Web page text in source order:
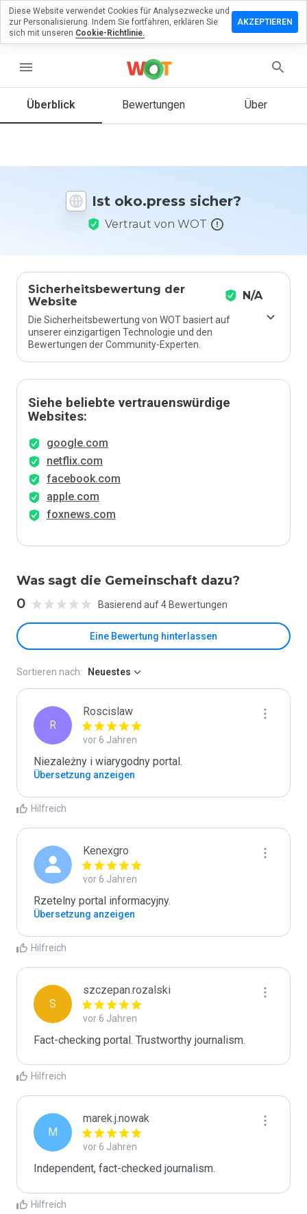
menu
Überblick Bewertungen Über
Ist oko.press sicher?
Vertraut von WOT
Sicherheitsbewertung der
Website
N/A
Die Sicherheitsbewertung von WOT basiert auf
unserer einzigartigen Technologie und den
Bewertungen der Community-Experten.
Siehe beliebte vertrauenswürdige
Websites:
google.com
netflix.com
facebook.com
apple.com
foxnews.com
Was sagt die Gemeinschaft dazu?
0 Basierend auf 4 Bewertungen
Eine Bewertung hinterlassen
eine
würden
Sortieren nach: Neuestes
R
Roscislaw
vor 6 Jahren
Niezależny i wiarygodny portal.
Übersetzung anzeigen
Hilfreich
Kenexgro
vor 6 Jahren
Rzetelny portal informacyjny.
Übersetzung anzeigen
Hilfreich
S
szczepan.rozalski
vor 6 Jahren
Fact-checking portal. Trustworthy journalism.
Hilfreich
M
marek.j.nowak
vor 6 Jahren
Independent, fact-checked journalism.
Hilfreich
Diese Website verwendet Cookies für Analysezwecke und
zur Personalisierung. Indem Sie fortfahren, erklären Sie
sich mit unseren Cookie-Richtlinie.
AKZEPTIEREN